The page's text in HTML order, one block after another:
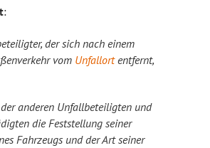
:
der sich nach einem
vom Unfallortentfernt,
anderen Unfallbeteiligten und
die Feststellung seiner
Fahrzeugs und der Art seiner